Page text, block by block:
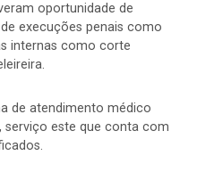
oportunidade de
execuções penais como
internas como corte
de atendimento médico
serviço este que conta com